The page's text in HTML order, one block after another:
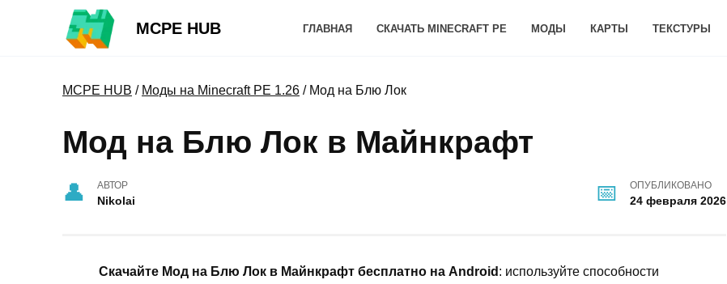
содержанию
MCPE HUB ГЛАВНАЯ СКАЧАТЬ MINECRAFT PE МОДЫ КАРТЫ ТЕКСТУРЫ
MCPE HUB / Моды на Minecraft PE 1.26 / Мод на Блю Лок
Мод на Блю Лок в Майнкрафт
АВТОР
Nikolai
ОПУБЛИКОВАНО
24 февраля 2026
Скачайте Мод на Блю Лок в Майнкрафт бесплатно на Android : используйте способности